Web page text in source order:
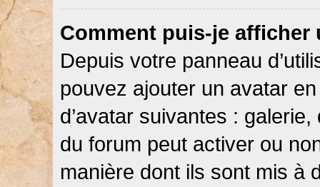
Comment puis-je afficher
Depuis votre panneau
pouvez ajouter un avatar
d’avatar suivantes :
du forum peut activer ou
manière dont ils sont mis à